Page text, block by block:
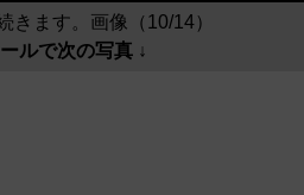
きます。画像（10/14）
ルで次の写真 ↓